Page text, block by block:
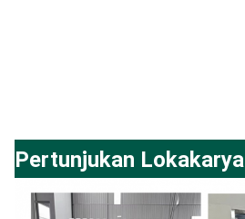
Pertunjukan Lokakarya